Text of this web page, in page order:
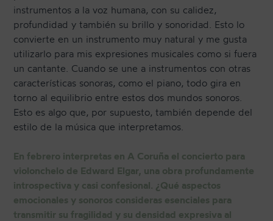
instrumentos a la voz humana, con su calidez,
profundidad y también su brillo y sonoridad. Esto lo
convierte en un instrumento muy natural y me gusta
utilizarlo para mis expresiones musicales como si fuera
un cantante. Cuando se une a instrumentos con otras
características sonoras, como el piano, todo gira en
torno al equilibrio entre estos dos mundos sonoros.
Esto es algo que, por supuesto, también depende del
estilo de la música que interpretamos.
En febrero interpretas en A Coruña el concierto para
violonchelo de Edward Elgar, una obra profundamente
introspectiva y casi confesional. ¿Qué aspectos
emocionales y sonoros consideras esenciales para
transmitir su fragilidad y su densidad expresiva al